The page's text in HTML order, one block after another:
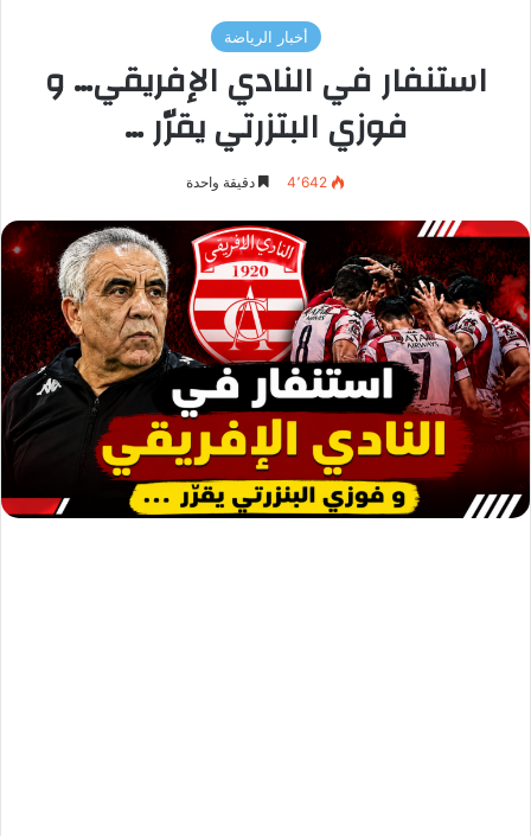
أخبار الرياضة
استنفار في النادي الإفريقي… و
فوزي البتزرتي يقرّر …
4٬642 دقيقة واحدة